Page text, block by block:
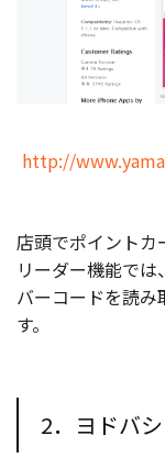
http://
店頭でポイントカ
リーダー機能では
バーコードを読
す。
2．ヨドバ